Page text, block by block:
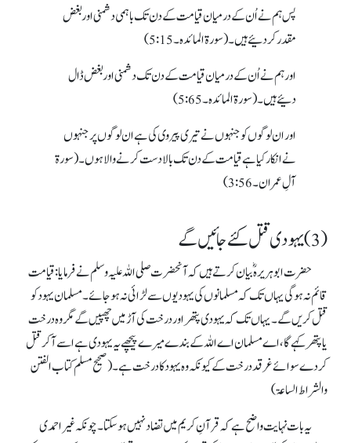
پس ہم نے اُن کے درمیان قیامت کے دن تک باہمی دشمنی اور بغض
مقدر کردئیے ہیں۔ (سورۃ المائدہ۔5:15
)
اور ہم نے اُن کے درمیان قیامت کے دن تک دشمنی اور بغض ڈال
دئیے ہیں۔ (سورۃ المائدہ۔5:65
)
اور ان لوگوں کو جنہوں نے تیری پیروی کی ہے ان لوگوں پر جنہوں
نےانکار کیا ہے قیامت کے دن تک بالادست کرنے والا ہوں۔ (سورۃ
آلِ عمران۔3:56
)
(3) یہودی قتل کئے جائیں گے
حضرت ابوہریرہ ؓ بیان کرتے ہیں کہ آنحضرت صلی اللہ علیہ وسلم نے فرمایا: قیامت
قائم نہ ہوگی یہاں تک کہ مسلمانوں کی یہودیوں سے لڑائی نہ ہوجائے۔مسلمان یہود کو
قتل کریں گے۔ یہاں تک کہ یہودی پتھر اور درخت کی آڑ میں چھپیں گے مگر وہ درخت
یا پتھر کہے گا، اے مسلمان اے اللہ کے بندے میرے پیچھے یہ یہودی ہے اسے آکر قتل
کردے سوائے غرقد درخت کے کیونکہ وہ یہود کا درخت ہے۔ (صحیح مسلم کتاب الفتن
والشراط الساعۃ)
یہ بات نہایت واضح ہے کہ قرآنِ کریم میں تضاد نہیں ہوسکتا ۔ چونکہ غیر احمدی